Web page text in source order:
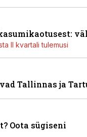
II kvartali tulemusi
Tallinnas ja
Oota sügiseni